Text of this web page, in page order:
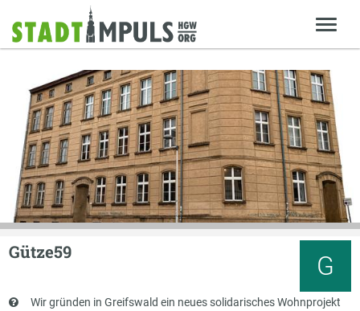
G
Gütze59
Kurzbeschreibung
Wir gründen in Greifswald ein neues solidarisches Wohnprojekt